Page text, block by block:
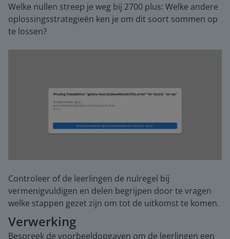
Welke nullen streep je weg bij 2700 plus: Welke andere
oplossingsstrategieën ken je om dit soort sommen op
te lossen?
Controleer of de leerlingen de nulregel bij
vermenigvuldigen en delen begrijpen door te vragen
welke stappen gezet zijn om tot de uitkomst te komen.
Verwerking
Bespreek de voorbeeldopgaven om de leerlingen een